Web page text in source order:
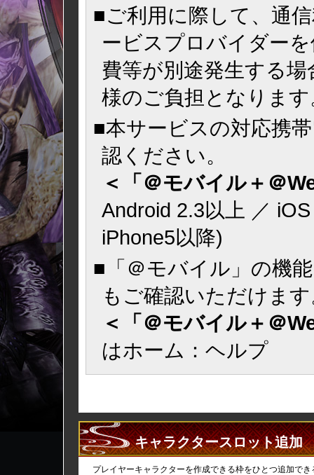
■ご利用に際して、通
ービスプロバイダー
費等が別途発生する
様のご負担となります
■本サービスの対応携
認ください。
＜「＠モバイル＋＠
Android 2.3以上 ／
iPhone5以降)
■「＠モバイル」の機
もご確認いただけま
＜「＠モバイル＋＠
はホーム：ヘルプ
キャラクタースロット追加
プレイヤーキャラクターを作成できる枠をひとつ追加でき